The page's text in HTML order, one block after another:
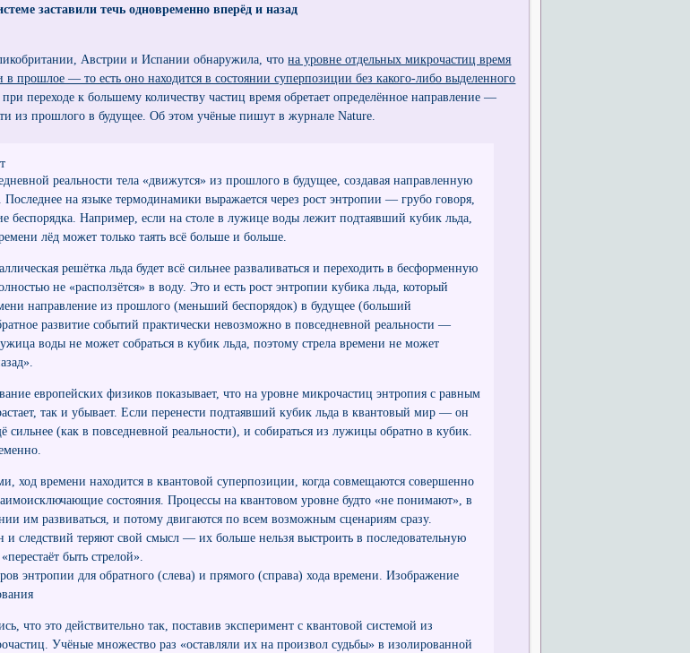
заставили течь одновременно вперёд и назад
Австрии и Испании обнаружила, чтона уровне отдельных микрочастиц время
в прошлое — то есть оно находится в состоянии суперпозиции без какого-либо выделенного
переходе к большему количеству частиц время обретает определённое направление —
из прошлого в будущее. Об этом учёные пишут в журнале Nature.
реальности тела «движутся» из прошлого в будущее, создавая направленную
Последнее на языке термодинамики выражается через рост энтропии — грубо говоря,
беспорядка. Например, если на столе в лужице воды лежит подтаявший кубик льда,
лёд может только таять всё больше и больше.
решётка льда будет всё сильнее разваливаться и переходить в бесформенную
не «расползётся» в воду. Это и есть рост энтропии кубика льда, который
направление из прошлого (меньший беспорядок) в будущее (больший
развитие событий практически невозможно в повседневной реальности —
воды не может собраться в кубик льда, поэтому стрела времени не может
европейских физиков показывает, что на уровне микрочастиц энтропия с равным
так и убывает. Если перенести подтаявший кубик льда в квантовый мир — он
сильнее (как в повседневной реальности), и собираться из лужицы обратно в кубик.
ход времени находится в квантовой суперпозиции, когда совмещаются совершенно
состояния. Процессы на квантовом уровне будто «не понимают», в
им развиваться, и потому двигаются по всем возможным сценариям сразу.
и следствий теряют свой смысл — их больше нельзя выстроить в последовательную
быть стрелой».
энтропии для обратного (слева) и прямого (справа) хода времени. Изображение
что это действительно так, поставив эксперимент с квантовой системой из
Учёные множество раз «оставляли их на произвол судьбы» в изолированной